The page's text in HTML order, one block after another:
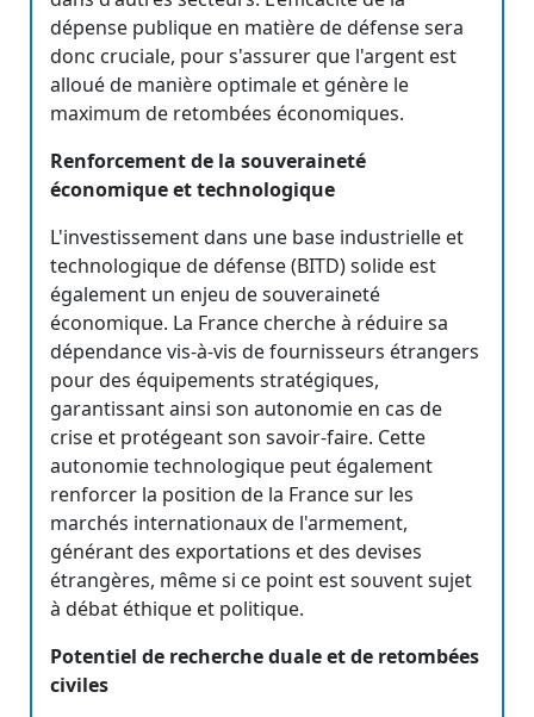
dépense publique en matière de défense sera
donc cruciale, pour s'assurer que l'argent est
alloué de manière optimale et génère le
maximum de retombées économiques.
Renforcement de la souveraineté
économique et technologique
L'investissement dans une base industrielle et
technologique de défense (BITD) solide est
également un enjeu de souveraineté
économique. La France cherche à réduire sa
dépendance vis-à-vis de fournisseurs étrangers
pour des équipements stratégiques,
garantissant ainsi son autonomie en cas de
crise et protégeant son savoir-faire. Cette
autonomie technologique peut également
renforcer la position de la France sur les
marchés internationaux de l'armement,
générant des exportations et des devises
étrangères, même si ce point est souvent sujet
à débat éthique et politique.
Potentiel de recherche duale et de retombées
civiles